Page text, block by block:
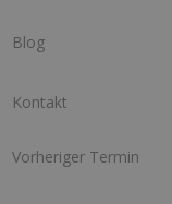
Blog
Kontakt
Vorheriger Termin